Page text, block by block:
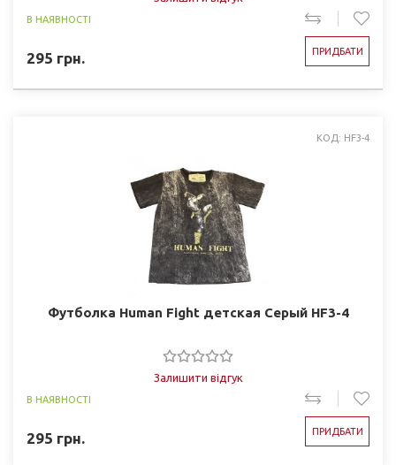
В НАЯВНОСТІ
295 грн. ПРИДБАТИ
КОД: HF3-4
Футболка Human Fight детская Серый HF3-4
Залишити відгук
В НАЯВНОСТІ
295 грн. ПРИДБАТИ